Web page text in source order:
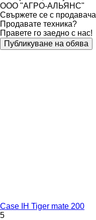
ООО "АГРО-АЛЬЯНС"
Свържете се с продавача
Продавате техника?
Правете го заедно с нас!
Публикуване на обява
Case IH Tiger mate 200
5